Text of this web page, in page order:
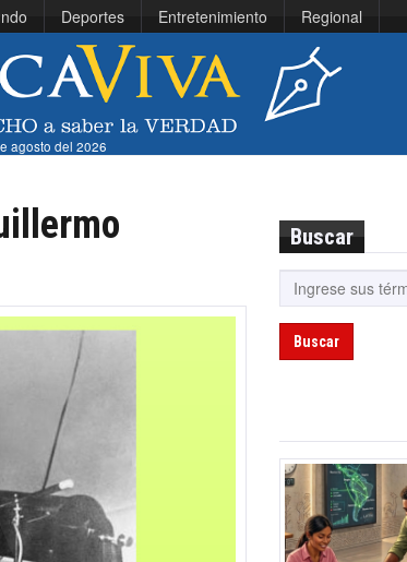
Deportes Entretenimiento Regional
agosto del 2026
Buscar
Buscar